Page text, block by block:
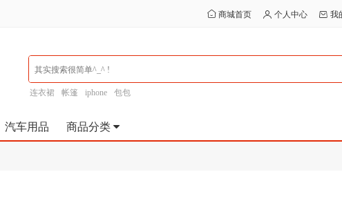
商城首页 个人中心 我
连衣裙 帐篷 iphone 包包
汽车用品 商品分类